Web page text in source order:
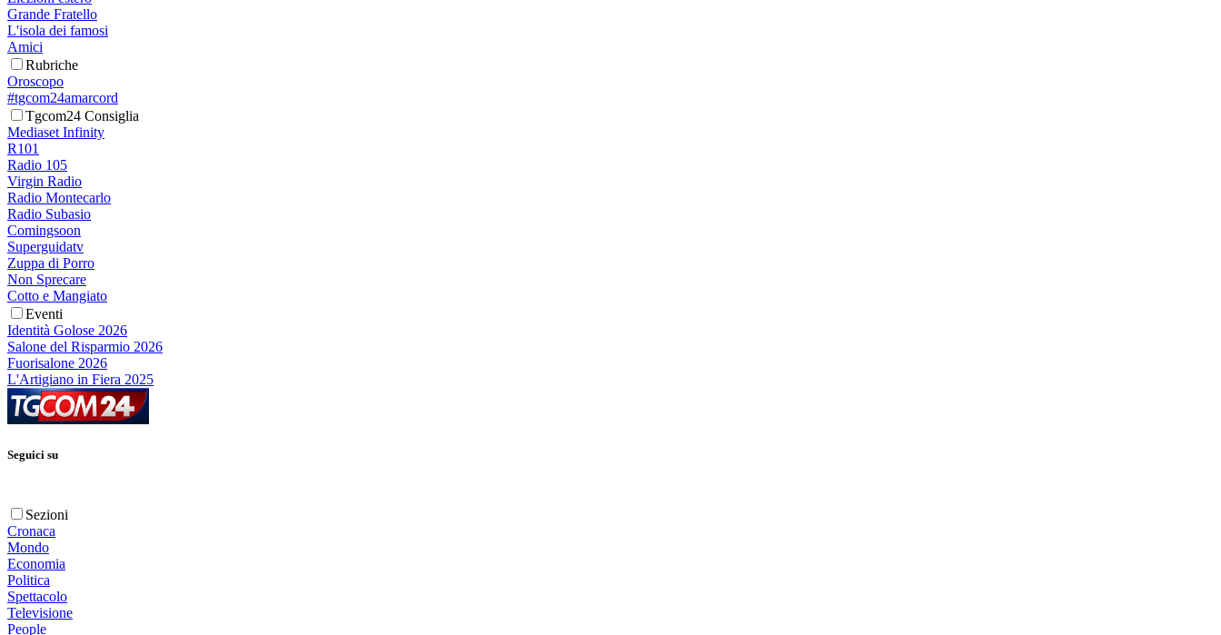
Grande Fratello
L'isola dei famosi
Amici
Rubriche
Oroscopo
#tgcom24amarcord
Tgcom24 Consiglia
Mediaset Infinity
R101
Radio 105
Virgin Radio
Radio Montecarlo
Radio Subasio
Comingsoon
Superguidatv
Zuppa di Porro
Non Sprecare
Cotto e Mangiato
Eventi
Identità Golose 2026
Salone del Risparmio 2026
Fuorisalone 2026
L'Artigiano in Fiera 2025
Seguici su
Sezioni
Cronaca
Mondo
Economia
Politica
Spettacolo
Televisione
People